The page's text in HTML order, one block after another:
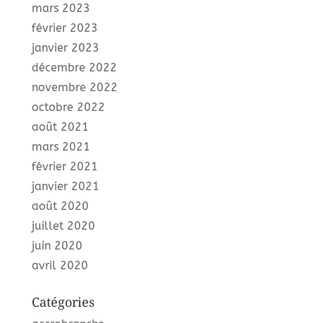
mars 2023
février 2023
janvier 2023
décembre 2022
novembre 2022
octobre 2022
août 2021
mars 2021
février 2021
janvier 2021
août 2020
juillet 2020
juin 2020
avril 2020
Catégories